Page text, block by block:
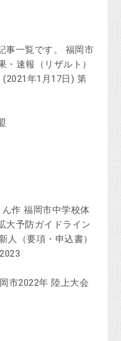
事一覧です。 福岡市
速報（リザルト）
年1月17日) 第
作 福岡市中学校体
大予防ガイドライン
人（要項・申込書）
市2022年 陸上大会